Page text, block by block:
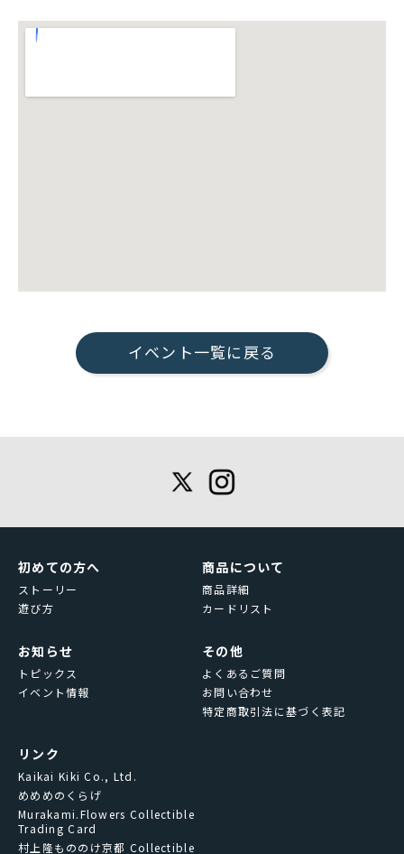
イベント一覧に戻る
初めての方へ
ストーリー
遊び方
商品について
商品詳細
カードリスト
お知らせ
トピックス
イベント情報
その他
よくあるご質問
お問い合わせ
特定商取引法に基づく表記
リンク
Kaikai Kiki Co., Ltd.
めめめのくらげ
Murakami.Flowers Collectible
Trading Card
村上隆もののけ京都 Collectible